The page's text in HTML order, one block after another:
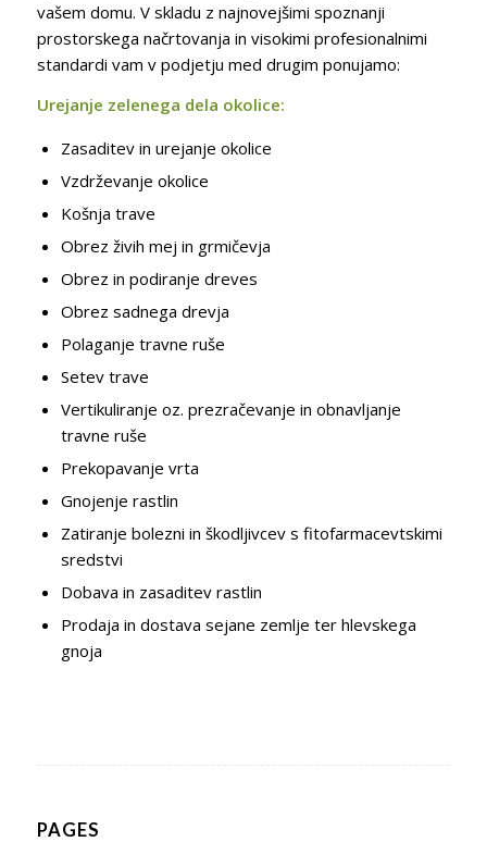
vašem domu. V skladu z najnovejšimi spoznanji
prostorskega načrtovanja in visokimi profesionalnimi
standardi vam v podjetju med drugim ponujamo:
Urejanje zelenega dela okolice:
Zasaditev in urejanje okolice
Vzdrževanje okolice
Košnja trave
Obrez živih mej in grmičevja
Obrez in podiranje dreves
Obrez sadnega drevja
Polaganje travne ruše
Setev trave
Vertikuliranje oz. prezračevanje in obnavljanje
travne ruše
Prekopavanje vrta
Gnojenje rastlin
Zatiranje bolezni in škodljivcev s fitofarmacevtskimi
sredstvi
Dobava in zasaditev rastlin
Prodaja in dostava sejane zemlje ter hlevskega
gnoja
PAGES